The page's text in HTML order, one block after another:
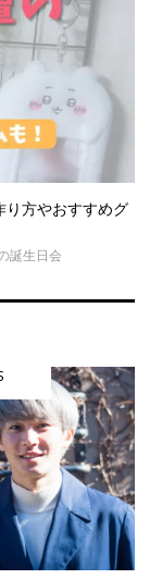
り方やおすすめグ
誕生日会